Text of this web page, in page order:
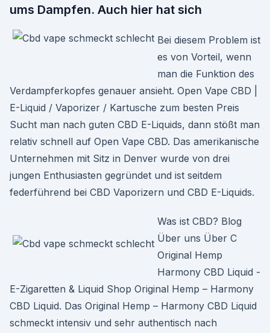
ums Dampfen. Auch hier hat sich
Bei diesem Problem ist
es von Vorteil, wenn
man die Funktion des
Verdampferkopfes genauer ansieht. Open Vape CBD |
E-Liquid / Vaporizer / Kartusche zum besten Preis
Sucht man nach guten CBD E-Liquids, dann stößt man
relativ schnell auf Open Vape CBD. Das amerikanische
Unternehmen mit Sitz in Denver wurde von drei
jungen Enthusiasten gegründet und ist seitdem
federführend bei CBD Vaporizern und CBD E-Liquids.
Was ist CBD? Blog
Über uns Über C
Original Hemp
Harmony CBD Liquid -
E-Zigaretten & Liquid Shop Original Hemp – Harmony
CBD Liquid. Das Original Hemp – Harmony CBD Liquid
schmeckt intensiv und sehr authentisch nach